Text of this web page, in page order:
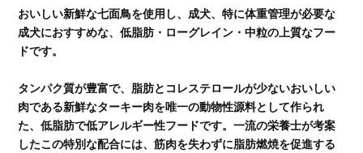
おいしい新鮮な七面鳥を使用し、成犬、特に体重管理が必要な
成犬におすすめな、低脂肪・ローグレイン・中粒の上質なフー
ドです。
タンパク質が豊富で、脂肪とコレステロールが少ないおいしい
肉である新鮮なターキー肉を唯一の動物性源料として作られ
た、低脂肪で低アレルギー性フードです。一流の栄養士が考案
したこの特別な配合には、筋肉を失わずに脂肪燃焼を促進する